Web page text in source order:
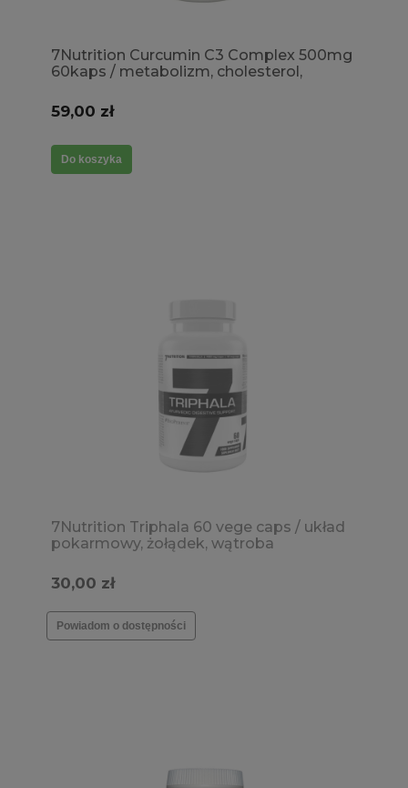
7Nutrition Curcumin C3 Complex 500mg
60kaps / metabolizm, cholesterol,
59,00 zł
Do koszyka
7Nutrition Triphala 60 vege caps / układ
pokarmowy, żołądek, wątroba
30,00 zł
Powiadom o dostępności